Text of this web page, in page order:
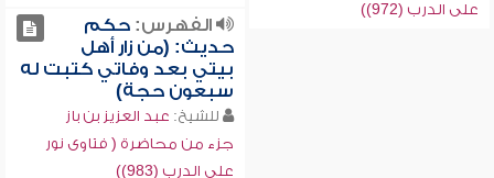
على الدرب (972))
الفهرس:حكم
حديث: (من زار أهل
بيتي بعد وفاتي كتبت له
سبعون حجة)
للشيخ: عبد العزيز بن باز
جزء من محاضرة ( فتاوى نور
على الدرب (983))